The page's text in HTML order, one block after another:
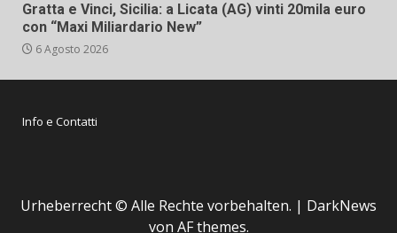
Gratta e Vinci, Sicilia: a Licata (AG) vinti 20mila euro
con “Maxi Miliardario New”
6 Agosto 2026
Info e Contatti
Urheberrecht © Alle Rechte vorbehalten. | DarkNews
von AF themes.